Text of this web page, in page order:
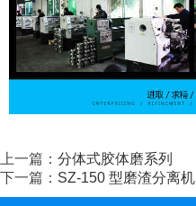
上一篇： 分体式胶体磨系列
下一篇： SZ-150 型磨渣分离机